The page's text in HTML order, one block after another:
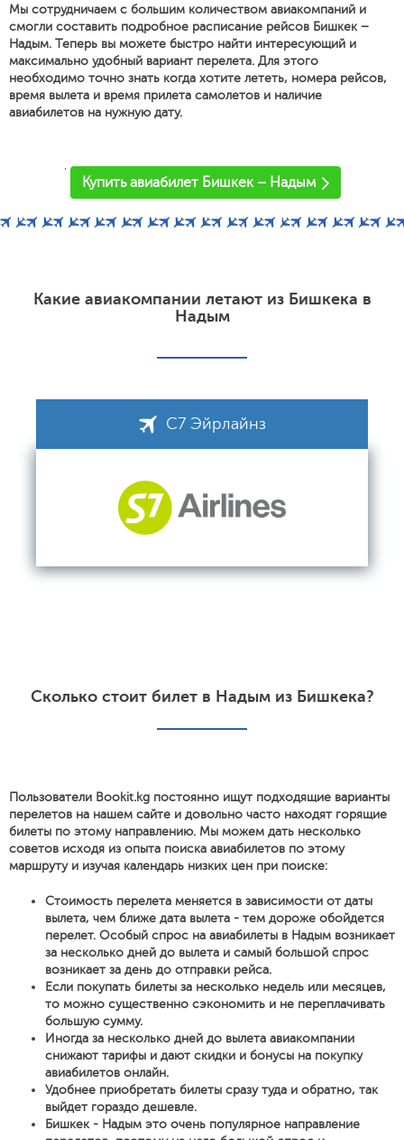
Мы сотрудничаем с большим количеством авиакомпаний и
смогли составить подробное расписание рейсов Бишкек –
Надым. Теперь вы можете быстро найти интересующий и
максимально удобный вариант перелета. Для этого
необходимо точно знать когда хотите лететь, номера рейсов,
время вылета и время прилета самолетов и наличие
авиабилетов на нужную дату.
'
Купить авиабилет Бишкек – Надым
Какие авиакомпании летают из Бишкека в
Надым
С7 Эйрлайнз
Сколько стоит билет в Надым из Бишкека?
Пользователи Bookit.kg постоянно ищут подходящие варианты
перелетов на нашем сайте и довольно часто находят горящие
билеты по этому направлению. Мы можем дать несколько
советов исходя из опыта поиска авиабилетов по этому
маршруту и изучая календарь низких цен при поиске:
Стоимость перелета меняется в зависимости от даты
вылета, чем ближе дата вылета - тем дороже обойдется
перелет. Особый спрос на авиабилеты в Надым возникает
за несколько дней до вылета и самый большой спрос
возникает за день до отправки рейса.
Если покупать билеты за несколько недель или месяцев,
то можно существенно сэкономить и не переплачивать
большую сумму.
Иногда за несколько дней до вылета авиакомпании
снижают тарифы и дают скидки и бонусы на покупку
авиабилетов онлайн.
Удобнее приобретать билеты сразу туда и обратно, так
выйдет гораздо дешевле.
Бишкек - Надым это очень популярное направление